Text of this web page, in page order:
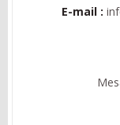
E-mail :